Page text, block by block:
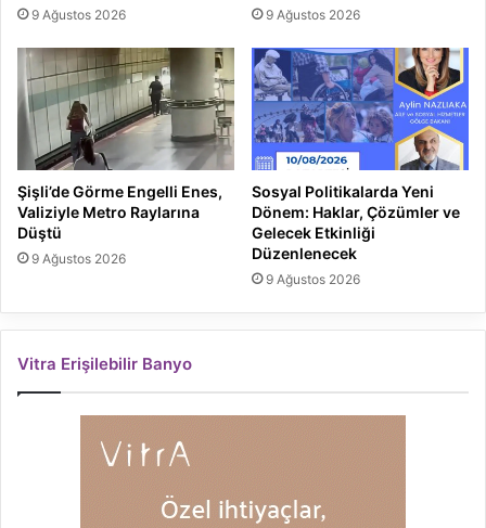
9 Ağustos 2026 9 Ağustos 2026
Şişli’de Görme Engelli Enes,
Valiziyle Metro Raylarına
Düştü
9 Ağustos 2026
Sosyal Politikalarda Yeni
Dönem: Haklar, Çözümler ve
Gelecek Etkinliği
Düzenlenecek
9 Ağustos 2026
Vitra Erişilebilir Banyo